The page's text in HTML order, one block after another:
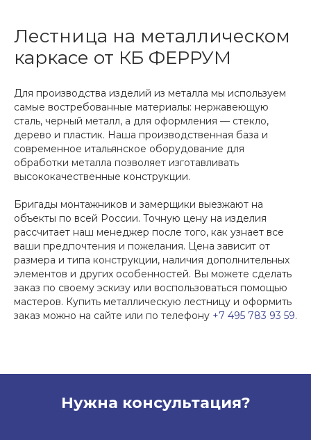
Лестница на металлическом
каркасе от КБ ФЕРРУМ
Для производства изделий из металла мы используем
самые востребованные материалы: нержавеющую
сталь, черный металл, а для оформления — стекло,
дерево и пластик. Наша производственная база и
современное итальянское оборудование для
обработки металла позволяет изготавливать
высококачественные конструкции.
Бригады монтажников и замерщики выезжают на
объекты по всей России. Точную цену на изделия
рассчитает наш менеджер после того, как узнает все
ваши предпочтения и пожелания. Цена зависит от
размера и типа конструкции, наличия дополнительных
элементов и других особенностей. Вы можете сделать
заказ по своему эскизу или воспользоваться помощью
мастеров. Купить металлическую лестницу и оформить
заказ можно на сайте или по телефону +7 495 783 93 59.
Нужна консультация?